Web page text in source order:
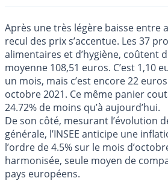
Après une très légère baisse entre
recul des prix s’accentue. Les 37
alimentaires et d’hygiène, coûtent
moyenne 108,51 euros. C’est 1,10
un mois, mais c’est encore 22
octobre 2021. Ce même panier
24.72% de moins qu’à aujourd’hui.
De son côté, mesurant l’évolution
générale, l’INSEE anticipe une
l’ordre de 4.5% sur le mois
harmonisée, seule moyen de
pays européens.